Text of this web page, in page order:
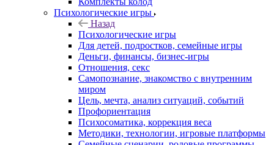
Психологические игры
Назад
Психологические игры
Для детей, подростков, семейные игры
Деньги, финансы, бизнес-игры
Отношения, секс
Самопознание, знакомство с внутренним
миром
Цель, мечта, анализ ситуаций, событий
Профориентация
Психосоматика, коррекция веса
Методики, технологии, игровые платформы